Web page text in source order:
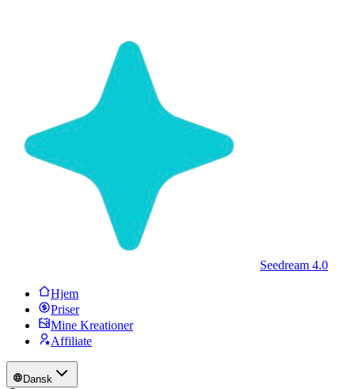
Seedream 4.0
Hjem
Priser
Mine Kreationer
Affiliate
Dansk